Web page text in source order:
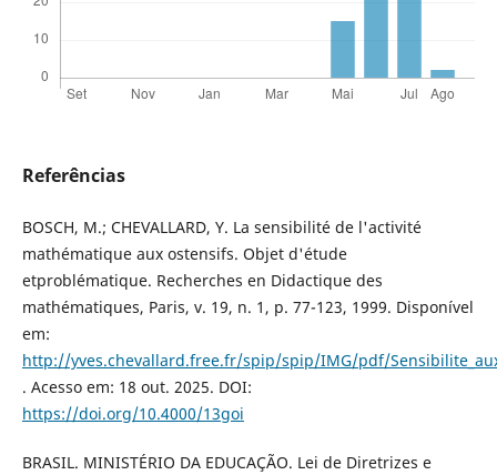
Referências
BOSCH, M.; CHEVALLARD, Y. La sensibilité de l'activité
mathématique aux ostensifs. Objet d'étude
etproblématique. Recherches en Didactique des
mathématiques, Paris, v. 19, n. 1, p. 77-123, 1999. Disponível
em:
http://yves.chevallard.free.fr/spip/spip/IMG/pdf/
. Acesso em: 18 out. 2025. DOI:
https://doi.org/10.4000/13goi
BRASIL. MINISTÉRIO DA EDUCAÇÃO. Lei de Diretrizes e